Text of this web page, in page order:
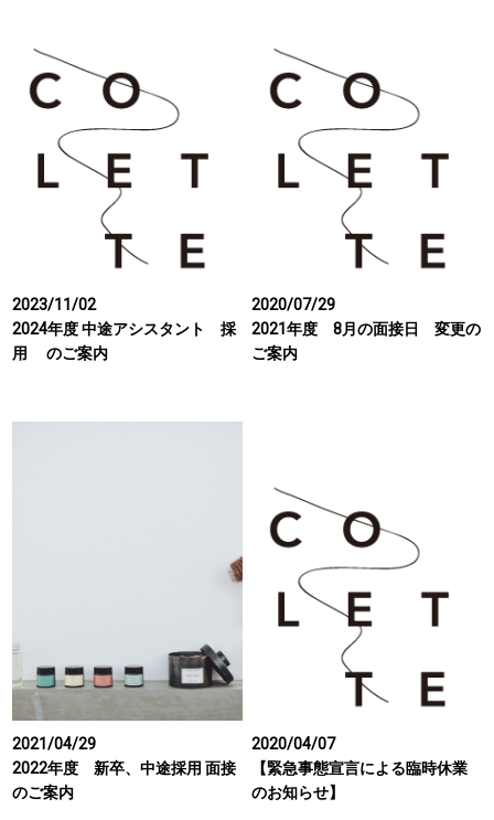
2023/11/02
2024年度 中途アシスタント 採
用 のご案内
2020/07/29
2021年度 8月の面接日 変更の
ご案内
2021/04/29
2022年度 新卒、中途採用 面接
のご案内
2020/04/07
【緊急事態宣言による臨時休業
のお知らせ】